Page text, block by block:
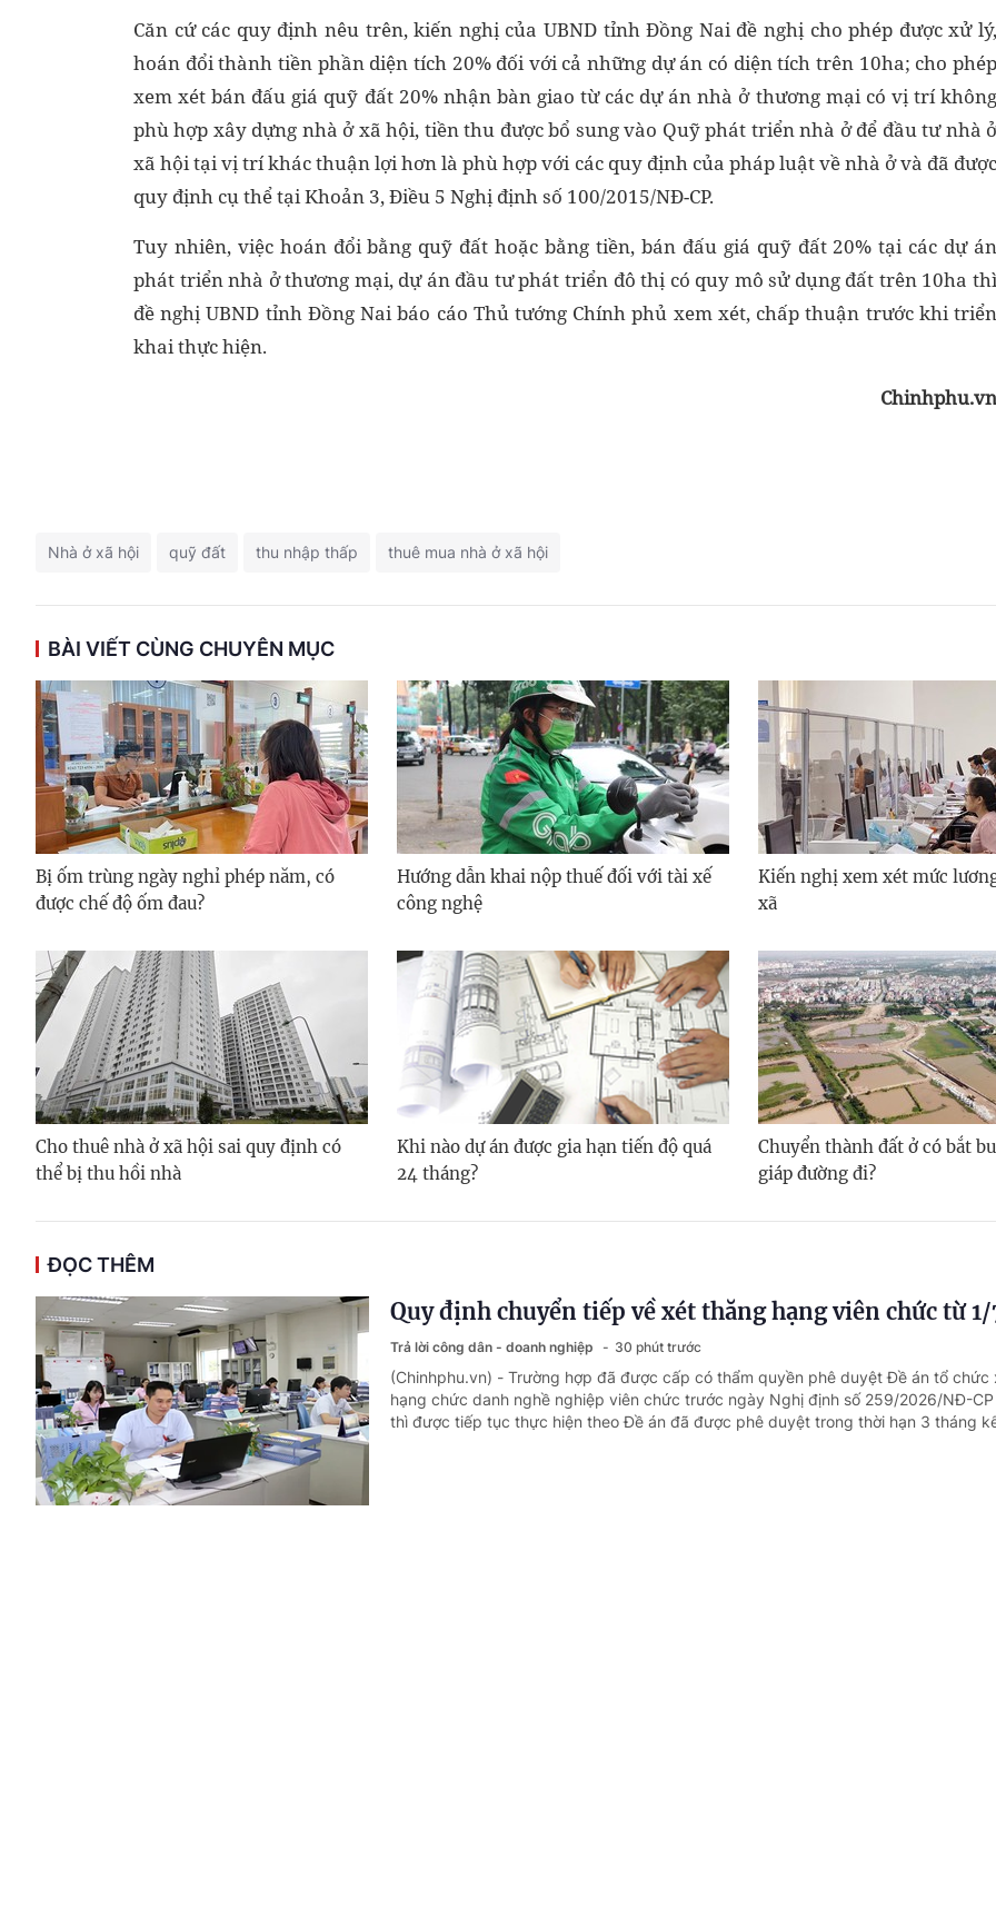
Căn cứ các quy định nêu trên, kiến nghị của UBND tỉnh Đồng Nai đề nghị cho phép được xử lý,
hoán đổi thành tiền phần diện tích 20% đối với cả những dự án có diện tích trên 10ha; cho phép
xem xét bán đấu giá quỹ đất 20% nhận bàn giao từ các dự án nhà ở thương mại có vị trí không
phù hợp xây dựng nhà ở xã hội, tiền thu được bổ sung vào Quỹ phát triển nhà ở để đầu tư nhà ở
xã hội tại vị trí khác thuận lợi hơn là phù hợp với các quy định của pháp luật về nhà ở và đã được
quy định cụ thể tại Khoản 3, Điều 5 Nghị định số 100/2015/NĐ-CP.
Tuy nhiên, việc hoán đổi bằng quỹ đất hoặc bằng tiền, bán đấu giá quỹ đất 20% tại các dự án
phát triển nhà ở thương mại, dự án đầu tư phát triển đô thị có quy mô sử dụng đất trên 10ha thì
đề nghị UBND tỉnh Đồng Nai báo cáo Thủ tướng Chính phủ xem xét, chấp thuận trước khi triển
khai thực hiện.
Chinhphu.vn
Nhà ở xã hội quỹ đất thu nhập thấp thuê mua nhà ở xã hội
BÀI VIẾT CÙNG CHUYÊN MỤC
Bị ốm trùng ngày nghỉ phép năm, có
được chế độ ốm đau?
Hướng dẫn khai nộp thuế đối với tài xế
công nghệ
Kiến nghị xem xét mức
xã
Cho thuê nhà ở xã hội sai quy định có
thể bị thu hồi nhà
Khi nào dự án được gia hạn tiến độ quá
24 tháng?
Chuyển thành đất ở có bắt
giáp đường đi?
ĐỌC THÊM
Quy định chuyển tiếp về xét thăng hạng viên chức từ
Trả lời công dân - doanh nghiệp 30 phút trước
(Chinhphu.vn) - Trường hợp đã được cấp có thẩm quyền phê duyệt Đề án tổ chức
hạng chức danh nghề nghiệp viên chức trước ngày Nghị định số 259/2026/NĐ-
thì được tiếp tục thực hiện theo Đề án đã được phê duyệt trong thời hạn 3 tháng